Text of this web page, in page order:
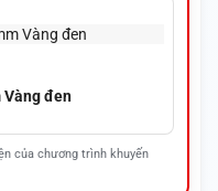
Vàng đen
của chương trình khuyến